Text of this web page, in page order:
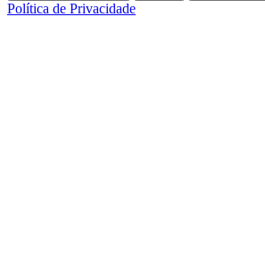
Política de Privacidade